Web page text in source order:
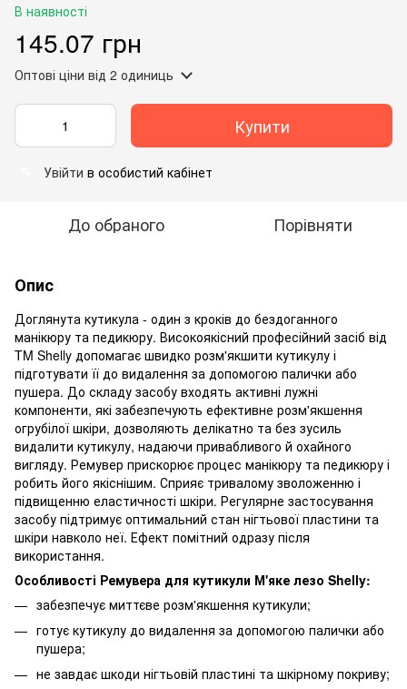
В наявності
145.07 грн
Оптові ціни від 2 одиниць
Купити
Увійти в особистий кабінет
До обраного Порівняти
Опис
Доглянута кутикула - один з кроків до бездоганного
манікюру та педикюру. Високоякісний професійний засіб від
TM Shelly допомагає швидко розм'якшити кутикулу і
підготувати її до видалення за допомогою палички або
пушера. До складу засобу входять активні лужні
компоненти, які забезпечують ефективне розм'якшення
огрубілої шкіри, дозволяють делікатно та без зусиль
видалити кутикулу, надаючи привабливого й охайного
вигляду. Ремувер прискорює процес манікюру та педикюру і
робить його якіснішим. Сприяє тривалому зволоженню і
підвищенню еластичності шкіри. Регулярне застосування
засобу підтримує оптимальний стан нігтьової пластини та
шкіри навколо неї. Ефект помітний одразу після
використання.
Особливості Ремувера для кутикули М'яке лезо Shelly:
забезпечує миттєве розм'якшення кутикули;
готує кутикулу до видалення за допомогою палички або
пушера;
не завдає шкоди нігтьовій пластині та шкірному покриву;